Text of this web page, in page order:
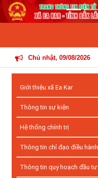
Chủ nhật, 09/08/2026
Giới thiệu xã Ea Kar
Thông tin sự kiện
Hệ thống chính trị
Thông tin chỉ đạo điều hành
Thông tin quy hoạch đầu tư